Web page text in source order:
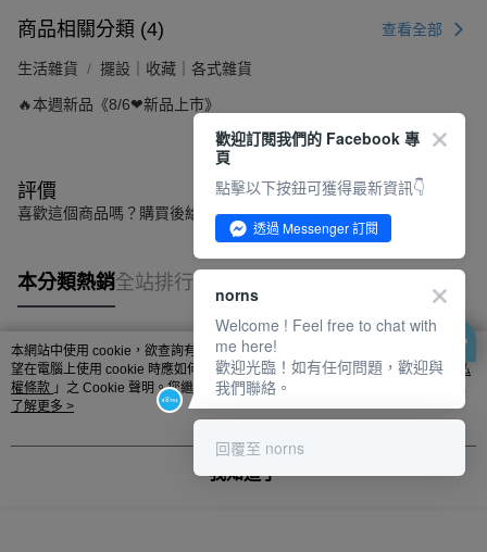
商品相關分類 (4) 查看全部
生活雜貨 擺設｜收藏｜各式雜貨
🔥本週新品《8/6❤新品上市》
評價
喜歡這個商品嗎？購買後給他一個好評吧
本分類熱銷全站排行
熱門標籤
本網站中使用 cookie，欲查詢有關本網站使用 cookie 方式之詳情，及若您不希
望在電腦上使用 cookie 時應如何變更電腦的 cookie 設定，請參閱本網站「
隱私
權條款 」之 Cookie 聲明。您繼續使用本網站即表示您同意本公司得按本網站使
用條款之 Cookie 聲明使用 cookie。
了解更多 >
我知道了
歡迎訂閱我們的 Facebook 專
頁
點擊以下按鈕可獲得最新資訊👇
透過 Messenger 訂閱
norns
Welcome ! Feel free to chat with
me here!
歡迎光臨！如有任何問題，歡迎與
我們聯絡。
回覆至 norns